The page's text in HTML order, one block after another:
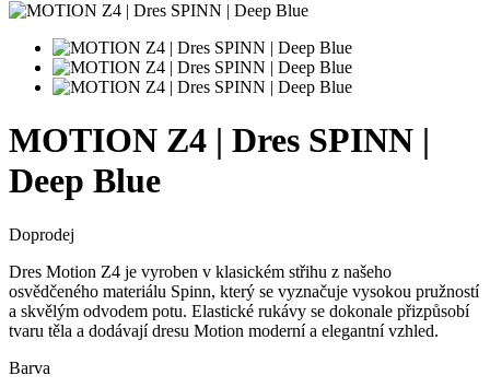
MOTION Z4 | Dres SPINN |
Deep Blue
Doprodej
Dres Motion Z4 je vyroben v klasickém střihu z našeho
osvědčeného materiálu Spinn, který se vyznačuje vysokou pružností
a skvělým odvodem potu. Elastické rukávy se dokonale přizpůsobí
tvaru těla a dodávají dresu Motion moderní a elegantní vzhled.
Barva